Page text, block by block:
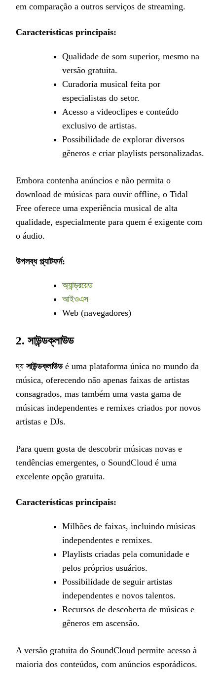
em comparação a outros serviços de streaming.
Características principais:
Qualidade de som superior, mesmo na
versão gratuita.
Curadoria musical feita por
especialistas do setor.
Acesso a videoclipes e conteúdo
exclusivo de artistas.
Possibilidade de explorar diversos
gêneros e criar playlists personalizadas.
Embora contenha anúncios e não permita o
download de músicas para ouvir offline, o Tidal
Free oferece uma experiência musical de alta
qualidade, especialmente para quem é exigente com
o áudio.
উপলব্ধ প্ল্যাটফর্ম:
অ্যান্ড্রয়েড
আইওএস
Web (navegadores)
2. সাউন্ডক্লাউড
দ্য সাউন্ডক্লাউডé uma plataforma única no mundo da
música, oferecendo não apenas faixas de artistas
consagrados, mas também uma vasta gama de
músicas independentes e remixes criados por novos
artistas e DJs.
Para quem gosta de descobrir músicas novas e
tendências emergentes, o SoundCloud é uma
excelente opção gratuita.
Características principais:
Milhões de faixas, incluindo músicas
independentes e remixes.
Playlists criadas pela comunidade e
pelos próprios usuários.
Possibilidade de seguir artistas
independentes e novos talentos.
Recursos de descoberta de músicas e
gêneros em ascensão.
A versão gratuita do SoundCloud permite acesso à
maioria dos conteúdos, com anúncios esporádicos.